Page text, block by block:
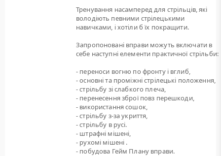
Тренування насамперед для стрільців, які
володіють певними стрілецькими
навичками, і хотіли б їх покращити.
Запропоновані вправи можуть включати в
себе наступні елементи практичної стрільби:
- переноси вогню по фронту і вглиб,
- основні та проміжні стрілецькі положення,
- стрільбу зі слабкого плеча,
- перенесення зброї повз перешкоди,
- використання сошок,
- стрільбу з-за укриття,
- стрільбу в русі.
- штрафні мішені,
- рухомі мішені .
- побудова Гейм Плану вправи.